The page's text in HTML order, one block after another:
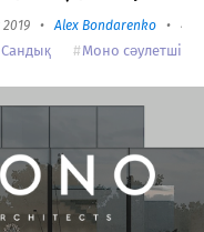
•Alex Bondarenko • 4
Сандық Моно